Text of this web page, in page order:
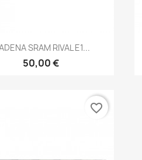
Vista rápida
SRAM RIVAL E1...
50,00 €
favorite_border